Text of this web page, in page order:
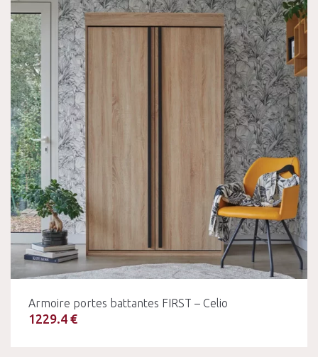
Armoire portes battantes FIRST – Celio
1229.4 €